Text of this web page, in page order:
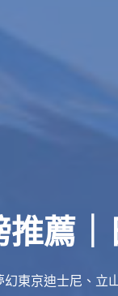
推薦
東京迪士尼、立